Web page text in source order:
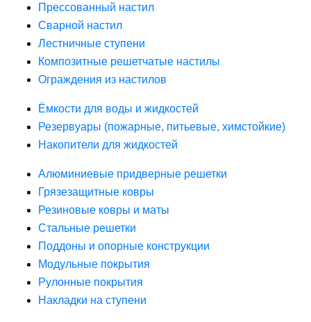
Прессованный настил
Сварной настил
Лестничные ступени
Композитные решетчатые настилы
Ограждения из настилов
Ёмкости для воды и жидкостей
Резервуары (пожарные, питьевые, химстойкие)
Накопители для жидкостей
Алюминиевые придверные решетки
Грязезащитные ковры
Резиновые ковры и маты
Стальные решетки
Поддоны и опорные конструкции
Модульные покрытия
Рулонные покрытия
Накладки на ступени